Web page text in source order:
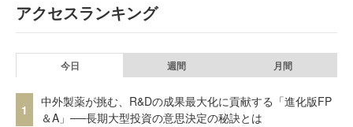
アクセスランキング
今日 週間 月間
1
中外製薬が挑む、R&Dの成果最大化に貢献する「進化版FP
＆A」──長期大型投資の意思決定の秘訣とは